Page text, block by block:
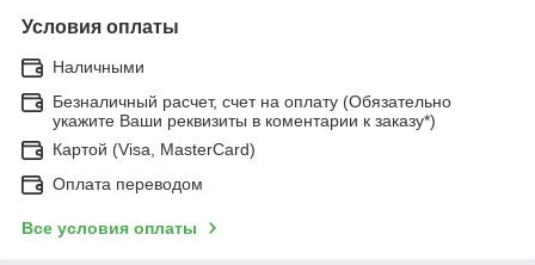
Условия оплаты
Наличными
Безналичный расчет, счет на оплату (Обязательно
укажите Ваши реквизиты в коментарии к заказу*)
Картой (Visa, MasterCard)
Оплата переводом
Все условия оплаты